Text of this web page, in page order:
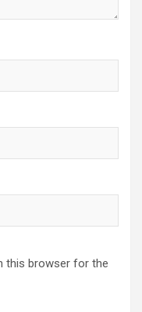
this browser for the